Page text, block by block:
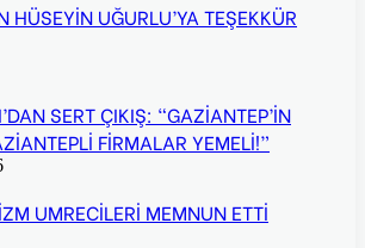
HÜSEYİN UĞURLU’YA TEŞEKKÜR
SERT ÇIKIŞ: “GAZİANTEP’İN
FİRMALAR YEMELİ!”
UMRECİLERİ MEMNUN ETTİ